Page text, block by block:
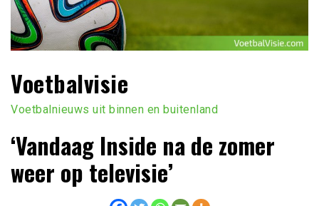
Voetbalvisie
Voetbalnieuws uit binnen en buitenland
‘Vandaag Inside na de zomer
weer op televisie’